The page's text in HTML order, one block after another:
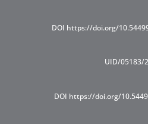
DOI https://doi.org/
UID/05183/
DOI https://doi.org/